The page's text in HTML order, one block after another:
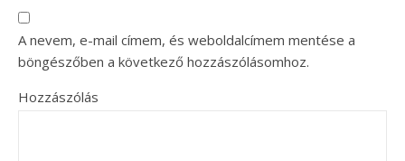
A nevem, e-mail címem, és weboldalcímem mentése a
böngészőben a következő hozzászólásomhoz.
Hozzászólás